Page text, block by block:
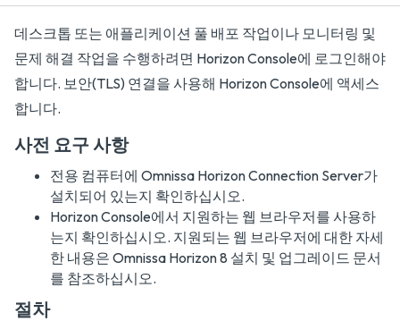
데스크톱 또는 애플리케이션 풀 배포 작업이나 모니터링 및
문제 해결 작업을 수행하려면 Horizon Console에 로그인해야
합니다. 보안(TLS) 연결을 사용해 Horizon Console에 액세스
합니다.
사전 요구 사항
전용 컴퓨터에 Omnissa Horizon Connection Server가
설치되어 있는지 확인하십시오.
Horizon Console에서 지원하는 웹 브라우저를 사용하
는지 확인하십시오. 지원되는 웹 브라우저에 대한 자세
한 내용은 Omnissa Horizon 8 설치 및 업그레이드 문서
를 참조하십시오.
절차